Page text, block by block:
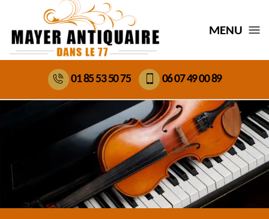
MENU
01 85 53 50 75 06 07 49 00 89